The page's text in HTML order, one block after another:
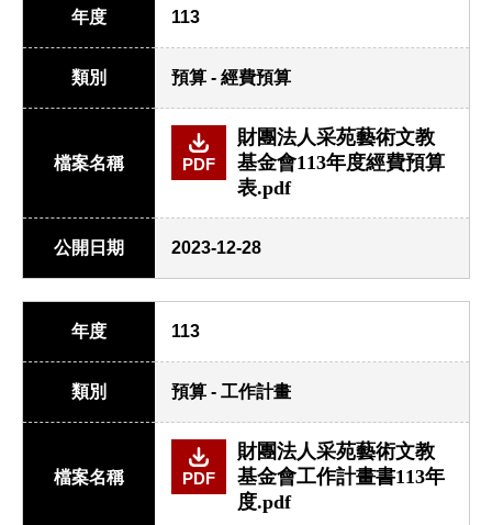
年度 113
類別 預算 - 經費預算
檔案名稱 PDF
財團法人采苑藝術文教
基金會113年度經費預算
表.pdf
公開日期 2023-12-28
年度 113
類別 預算 - 工作計畫
檔案名稱 PDF
財團法人采苑藝術文教
基金會工作計畫書113年
度.pdf